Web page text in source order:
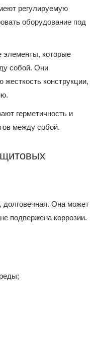
регулируемую
оборудование под
элементы, которые
собой. Они
конструкции,
герметичность и
между собой.
долговечная. Она может
подвержена коррозии.